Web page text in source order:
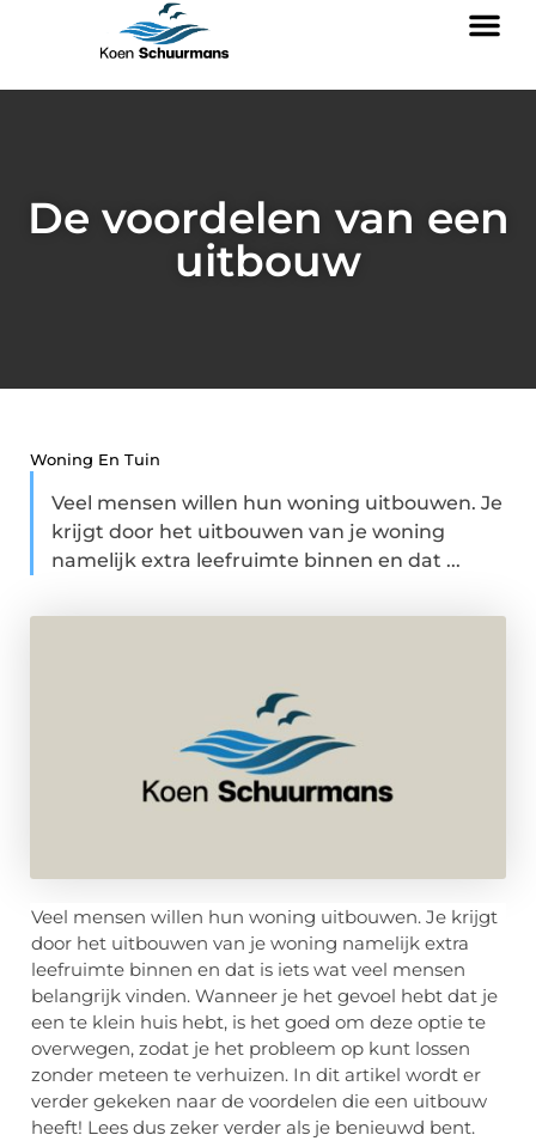
De voordelen van een
uitbouw
Woning En Tuin
Veel mensen willen hun woning uitbouwen. Je
krijgt door het uitbouwen van je woning
namelijk extra leefruimte binnen en dat ...
Veel mensen willen hun woning uitbouwen. Je krijgt
door het uitbouwen van je woning namelijk extra
leefruimte binnen en dat is iets wat veel mensen
belangrijk vinden. Wanneer je het gevoel hebt dat je
een te klein huis hebt, is het goed om deze optie te
overwegen, zodat je het probleem op kunt lossen
zonder meteen te verhuizen. In dit artikel wordt er
verder gekeken naar de voordelen die een uitbouw
heeft! Lees dus zeker verder als je benieuwd bent.